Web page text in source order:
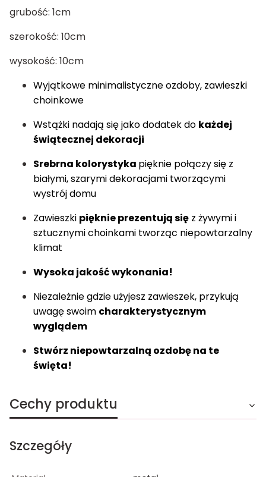
grubość: 1cm
szerokość: 10cm
wysokość: 10cm
Wyjątkowe minimalistyczne ozdoby, zawieszki
choinkowe
Wstążki nadają się jako dodatek do każdej
świątecznej dekoracji
Srebrna kolorystyka pięknie połączy się z
białymi, szarymi dekoracjami tworzącymi
wystrój domu
Zawieszki pięknie prezentują się z żywymi i
sztucznymi choinkami tworząc niepowtarzalny
klimat
Wysoka jakość wykonania!
Niezależnie gdzie użyjesz zawieszek, przykują
uwagę swoim charakterystycznym
wyglądem
Stwórz niepowtarzalną ozdobę na te
święta!
Cechy produktu
Szczegóły